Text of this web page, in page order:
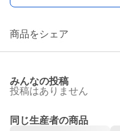
商品をシェア
みんなの投稿
投稿はありません
同じ生産者の商品